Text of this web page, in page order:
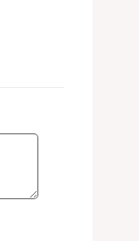
ange ett värde